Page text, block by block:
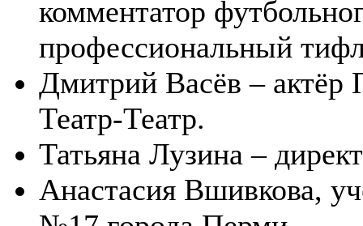
комментатор
профессиональный
Дмитрий Васёв – актёр
Театр-Театр.
Татьяна Лузина –
Анастасия Вшивкова,